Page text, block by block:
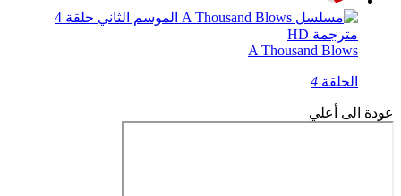
A Thousand Blows
الحلقة 4
عودة الى أعلي